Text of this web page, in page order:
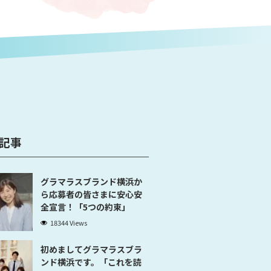
事
グラマラスブランド横浜か
ら応募者の皆さまに安心安
全宣言！「5つの約束」
18344 Views
初めましてグラマラスブラ
ンド横浜です。「これを読